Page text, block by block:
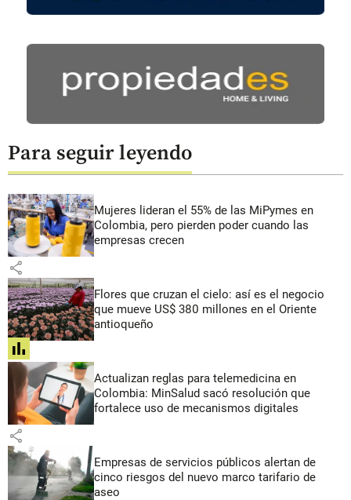
Para seguir leyendo
Mujeres lideran el 55% de las MiPymes en
Colombia, pero pierden poder cuando las
empresas crecen
share
Flores que cruzan el cielo: así es el negocio
que mueve US$ 380 millones en el Oriente
antioqueño
share
Actualizan reglas para telemedicina en
Colombia: MinSalud sacó resolución que
fortalece uso de mecanismos digitales
share
Empresas de servicios públicos alertan de
cinco riesgos del nuevo marco tarifario de
aseo